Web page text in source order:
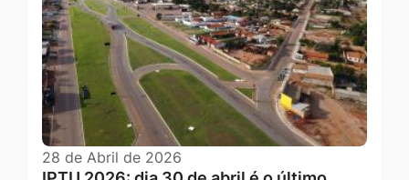
28 de Abril de 2026